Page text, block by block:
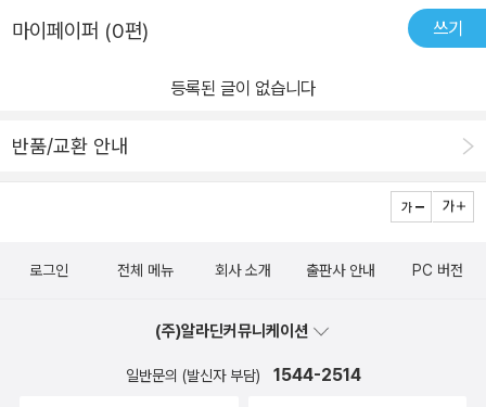
마이페이퍼 (0편) 쓰기
등록된 글이 없습니다
반품/교환 안내
로그인 전체 메뉴 회사 소개 출판사 안내 PC 버전
(주)알라딘커뮤니케이션
일반문의 (발신자 부담) 1544-2514